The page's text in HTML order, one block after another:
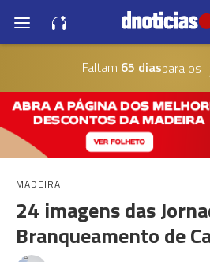
Faltam 65 diaspara os
MADEIRA
24 imagens das
Branqueamento de